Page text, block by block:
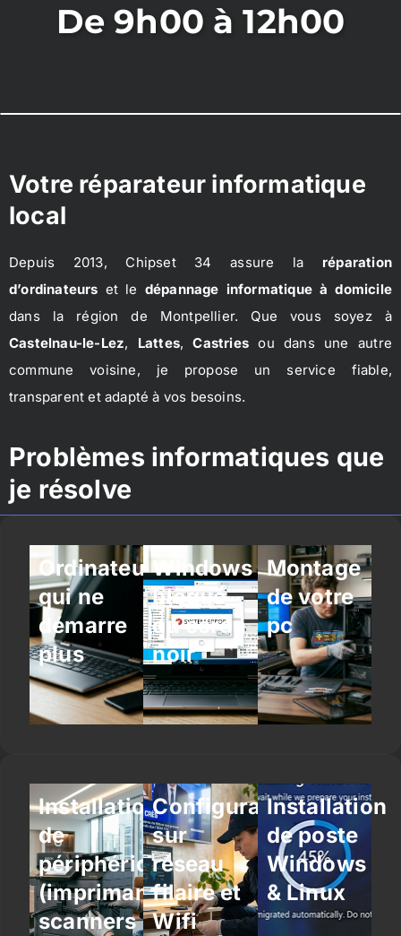
De 9h00 à 12h00
Votre réparateur informatique
local
Depuis 2013, Chipset 34 assure la réparation
d’ordinateurs et le dépannage informatique à domicile
dans la région de Montpellier. Que vous soyez à
Castelnau-le-Lez, Lattes,Castries ou dans une autre
commune voisine, je propose un service fiable,
transparent et adapté à vos besoins.
Problèmes informatiques que
je résolve
Ordinateur
qui ne
démarre
plus
Windows
bloqué
ou écran
noir
Montage
de votre
pc
Installation
de
périphériques
(imprimantes,
scanners
Configuration
sur
réseau
filaire et
Wifi
Installation
de poste
Windows
& Linux